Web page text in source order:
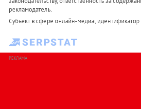
рекламодатель.
Субъект в сфере онлайн-медиа;
РЕКЛАМА